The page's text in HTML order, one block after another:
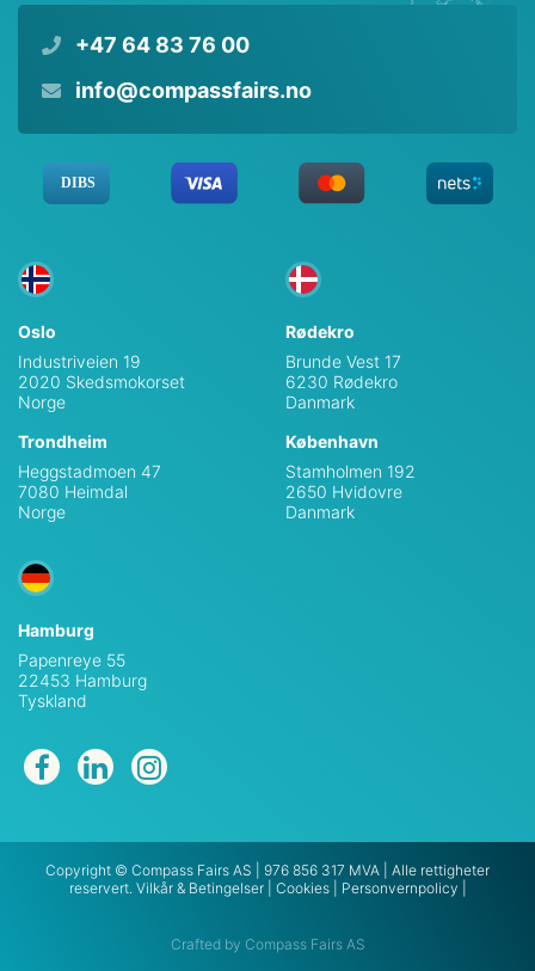
+47 64 83 76 00
info@compassfairs.no
Oslo
Industriveien 19
2020 Skedsmokorset
Norge
Trondheim
Heggstadmoen 47
7080 Heimdal
Norge
Rødekro
Brunde Vest 17
6230 Rødekro
Danmark
København
Stamholmen 192
2650 Hvidovre
Danmark
Hamburg
Papenreye 55
22453 Hamburg
Tyskland
Copyright © Compass Fairs AS | 976 856 317 MVA | Alle rettigheter
reservert. Vilkår & Betingelser| Cookies| Personvernpolicy
Crafted by Compass Fairs AS